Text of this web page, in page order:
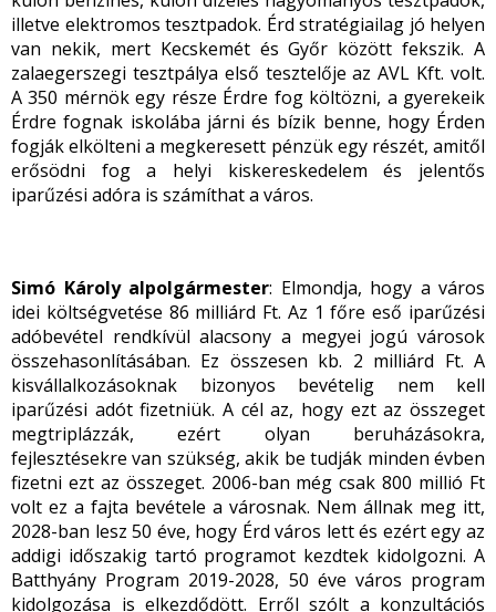
illetve elektromos tesztpadok. Érd stratégiailag jó helyen
van nekik, mert Kecskemét és Győr között fekszik. A
zalaegerszegi tesztpálya első tesztelője az AVL Kft. volt.
A 350 mérnök egy része Érdre fog költözni, a gyerekeik
Érdre fognak iskolába járni és bízik benne, hogy Érden
fogják elkölteni a megkeresett pénzük egy részét, amitől
erősödni fog a helyi kiskereskedelem és jelentős
iparűzési adóra is számíthat a város.
Simó Károly alpolgármester: Elmondja, hogy a város
idei költségvetése 86 milliárd Ft. Az 1 főre eső iparűzési
adóbevétel rendkívül alacsony a megyei jogú városok
összehasonlításában. Ez összesen kb. 2 milliárd Ft. A
kisvállalkozásoknak bizonyos bevételig nem kell
iparűzési adót fizetniük. A cél az, hogy ezt az összeget
megtriplázzák, ezért olyan beruházásokra,
fejlesztésekre van szükség, akik be tudják minden évben
fizetni ezt az összeget. 2006-ban még csak 800 millió Ft
volt ez a fajta bevétele a városnak. Nem állnak meg itt,
2028-ban lesz 50 éve, hogy Érd város lett és ezért egy az
addigi időszakig tartó programot kezdtek kidolgozni. A
Batthyány Program 2019-2028, 50 éve város program
kidolgozása is elkezdődött. Erről szólt a konzultációs